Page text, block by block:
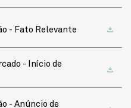
- Fato Relevante
- Início de
- Anúncio de